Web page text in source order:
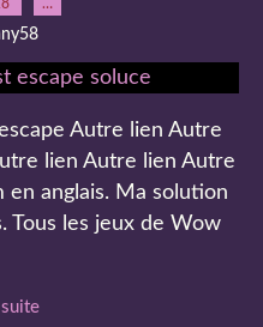
…
Autre lien Autre
lien Autre lien Autre
en anglais. Ma solution
Tous les jeux de Wow
suite